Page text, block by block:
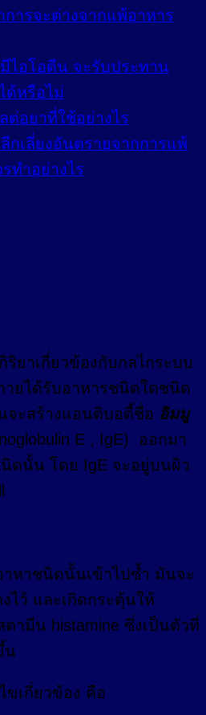
ารจะต่างจากแพ้อาหาร
ไอโอดีน จะรับประทาน
ด้หรือไม่
ต่อยาที่ใช้อย่างไร
กเลี่ยงอันตรายจากการแพ้
ทำอย่างไร
ยาเกี่ยวข้องกับกลไกระบบ
ยได้รับอาหารชนิดใดชนิด
ะสร้างแอนติบอดี้ชื่อ อิมมู
E , IgE) ออกมา
ดนั้น โดย IgE จะอยู่บนผิว
าหาชนิดนั้นเข้าไปซ้ำ มันจะ
ไว้ และเกิดกระตุ้นให้
ตามีน histamine ซึ่งเป็นตัวที่
น
ขเกี่ยวข้อง คือ